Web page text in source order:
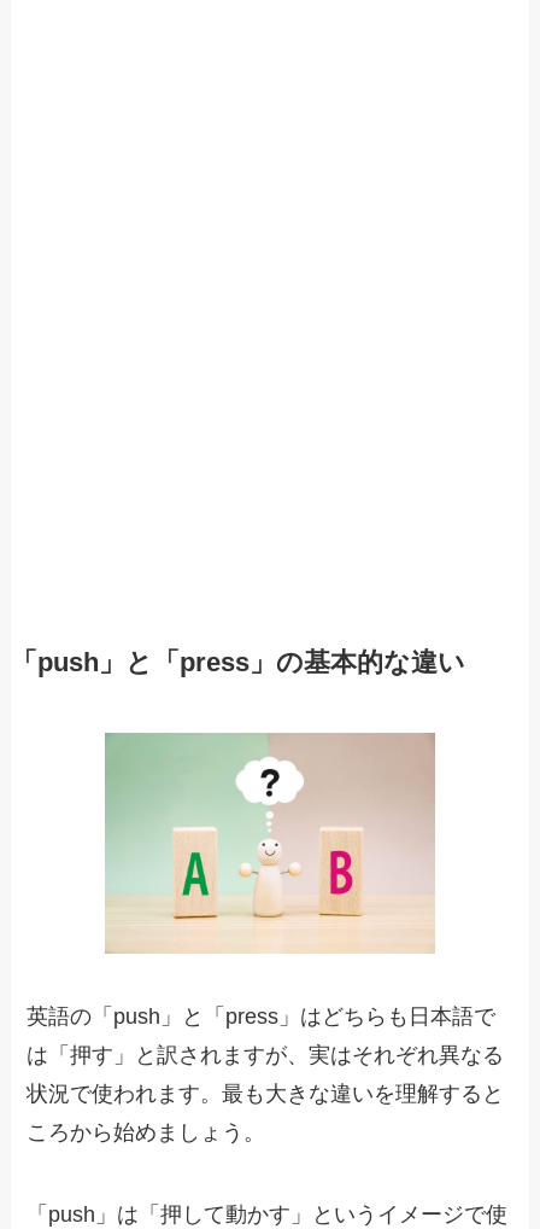
「push」と「press」の基本的な違い
英語の「push」と「press」はどちらも日本語で
は「押す」と訳されますが、実はそれぞれ異なる
状況で使われます。最も大きな違いを理解すると
ころから始めましょう。
「push」は「押して動かす」というイメージで使